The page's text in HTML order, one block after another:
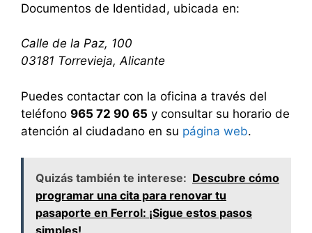
Documentos de Identidad, ubicada en:
Calle de la Paz, 100
03181 Torrevieja, Alicante
Puedes contactar con la oficina a través del
teléfono 965 72 90 65 y consultar su horario de
atención al ciudadano en su página web.
Quizás también te interese: Descubre cómo
programar una cita para renovar tu
pasaporte en Ferrol: ¡Sigue estos pasos
simples!